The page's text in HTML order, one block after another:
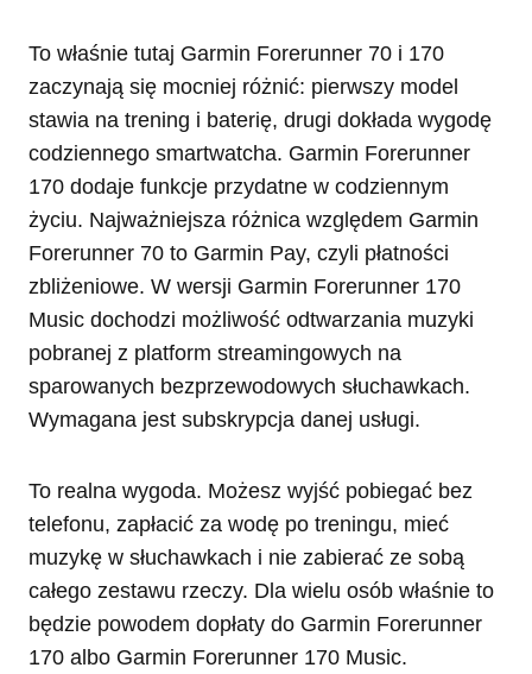
To właśnie tutaj Garmin Forerunner 70 i 170
zaczynają się mocniej różnić: pierwszy model
stawia na trening i baterię, drugi dokłada wygodę
codziennego smartwatcha. Garmin Forerunner
170 dodaje funkcje przydatne w codziennym
życiu. Najważniejsza różnica względem Garmin
Forerunner 70 to Garmin Pay, czyli płatności
zbliżeniowe. W wersji Garmin Forerunner 170
Music dochodzi możliwość odtwarzania muzyki
pobranej z platform streamingowych na
sparowanych bezprzewodowych słuchawkach.
Wymagana jest subskrypcja danej usługi.
To realna wygoda. Możesz wyjść pobiegać bez
telefonu, zapłacić za wodę po treningu, mieć
muzykę w słuchawkach i nie zabierać ze sobą
całego zestawu rzeczy. Dla wielu osób właśnie to
będzie powodem dopłaty do Garmin Forerunner
170 albo Garmin Forerunner 170 Music.